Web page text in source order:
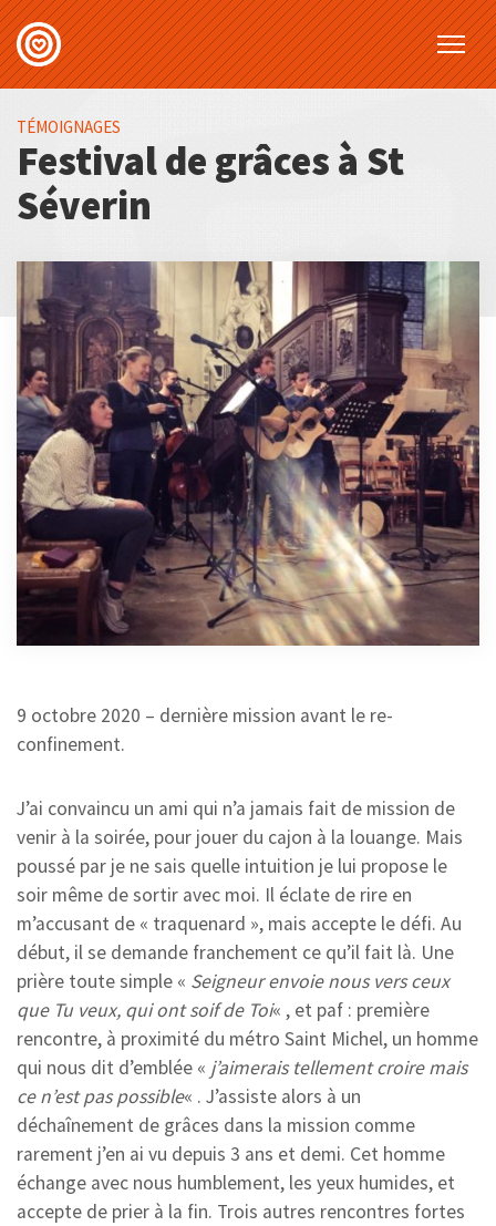
TÉMOIGNAGES
Festival de grâces à St
Séverin
9 octobre 2020 – dernière mission avant le re-
confinement.
J’ai convaincu un ami qui n’a jamais fait de mission de
venir à la soirée, pour jouer du cajon à la louange. Mais
poussé par je ne sais quelle intuition je lui propose le
soir même de sortir avec moi. Il éclate de rire en
m’accusant de « traquenard », mais accepte le défi. Au
début, il se demande franchement ce qu’il fait là. Une
prière toute simple « Seigneur envoie nous vers ceux
que Tu veux, qui ont soif de Toi« , et paf : première
rencontre, à proximité du métro Saint Michel, un homme
qui nous dit d’emblée « j’aimerais tellement croire mais
ce n’est pas possible« . J’assiste alors à un
déchaînement de grâces dans la mission comme
rarement j’en ai vu depuis 3 ans et demi. Cet homme
échange avec nous humblement, les yeux humides, et
accepte de prier à la fin. Trois autres rencontres fortes